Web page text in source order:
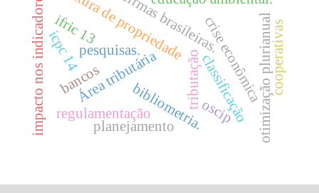
classificação
Área tributária tributação
estrutura de propriedade
firmas brasileiras.
bibliometria.
bancos crise econômica
impacto nos indicadores. regulamentação
pesquisas.
oscip
ifric 13 otimização plurianual
planejamento
icpc 14 cooperativas